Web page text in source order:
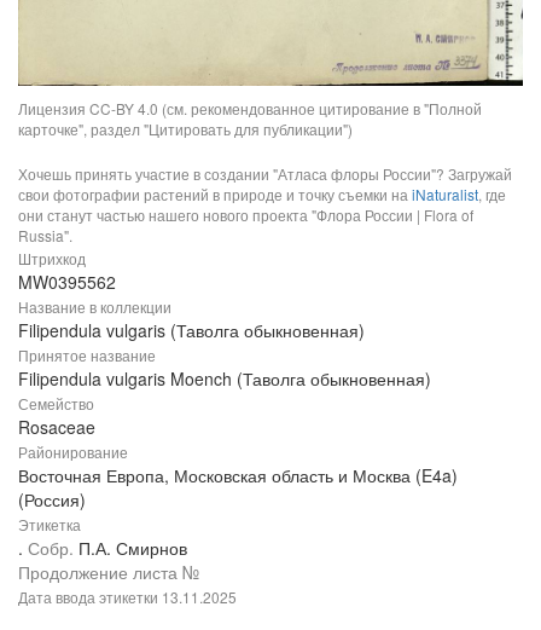
Лицензия CC-BY 4.0 (см. рекомендованное цитирование в "Полной
карточке", раздел "Цитировать для публикации")
Хочешь принять участие в создании "Атласа флоры России"? Загружай
свои фотографии растений в природе и точку съемки наiNaturalist, где
они станут частью нашего нового проекта "Флора России | Flora of
Russia".
Штрихкод
MW0395562
Название в коллекции
Filipendula vulgaris (Таволга обыкновенная)
Принятое название
Filipendula vulgaris Moench (Таволга обыкновенная)
Семейство
Rosaceae
Районирование
Восточная Европа, Московская область и Москва (E4a)
(Россия)
Этикетка
. Собр. П.А. Смирнов
Продолжение листа №
Дата ввода этикетки 13.11.2025